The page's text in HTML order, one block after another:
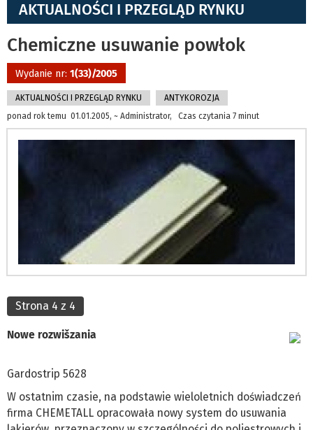
AKTUALNOŚCI I PRZEGLĄD RYNKU
Chemiczne usuwanie powłok
Wydanie nr: 1(33)/2005
AKTUALNOŚCI I PRZEGLĄD RYNKU
ANTYKOROZJA
ponad rok temu 01.01.2005, ~ Administrator, Czas czytania 7 minut
Strona 4 z 4
Nowe rozwišzania
Gardostrip 5628
W ostatnim czasie, na podstawie wieloletnich doświadczeń
firma CHEMETALL opracowała nowy system do usuwania